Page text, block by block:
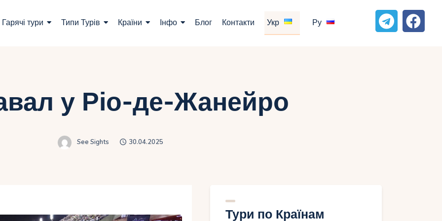
Гарячі тури Типи Турів Країни Інфо Блог Контакти Укр Ру
у Ріо-де-Жанейро
See Sights 30.04.2025
Тури по Країнам